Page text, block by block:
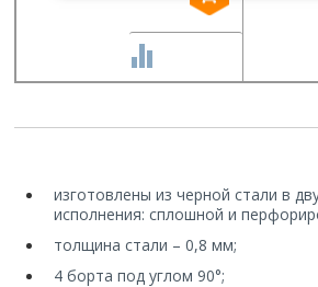
изготовлены из черной стали в
исполнения: сплошной и
толщина стали – 0,8 мм;
4 борта под углом 90°;